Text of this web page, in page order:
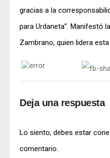
gracias a la
para Urdaneta”. Manifestó
Zambrano, quien lidera
Deja una respuesta
Lo siento, debes estar
comentario.